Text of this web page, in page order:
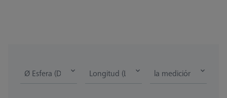
Ø Esfera (DK) Longitud (L) la medición de la